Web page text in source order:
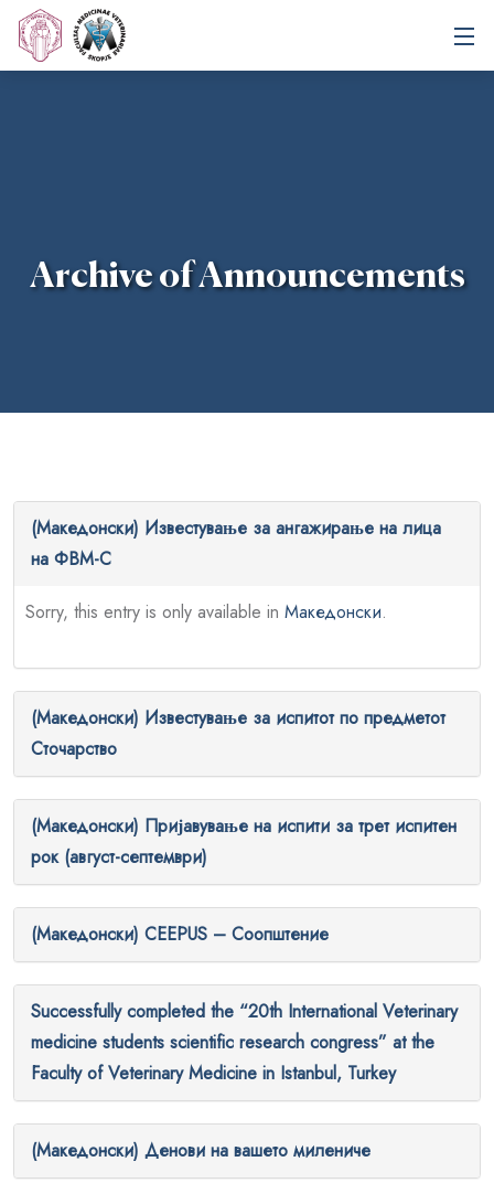
Archive of Announcements
(Македонски) Известување за ангажирање на лица
на ФВМ-С
Sorry, this entry is only available in Македонски.
(Македонски) Известување за испитот по предметот
Сточарство
(Македонски) Пријавување на испити за трет испитен
рок (август-септември)
(Македонски) CEEPUS – Соопштение
Successfully completed the “20th International Veterinary
medicine students scientific research congress” at the
Faculty of Veterinary Medicine in Istanbul, Turkey
(Македонски) Денови на вашето милениче